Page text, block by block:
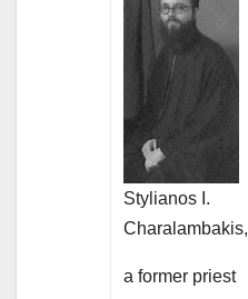
Stylianos I.
Charalambakis,
a former priest